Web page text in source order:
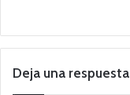
Deja una respuesta